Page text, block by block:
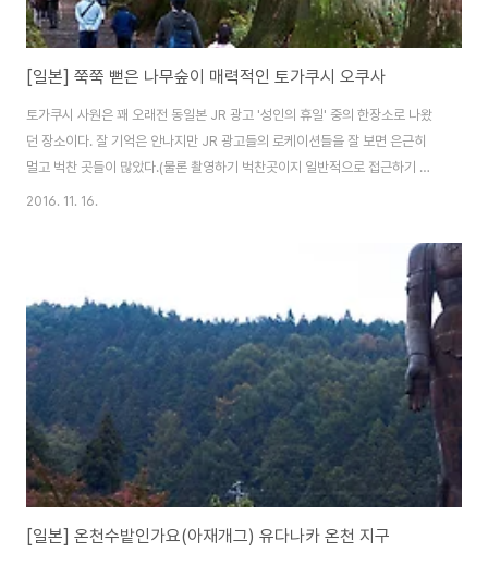
[일본] 쭉쭉 뻗은 나무숲이 매력적인 토가쿠시 오쿠사
토가쿠시 사원은 꽤 오래전 동일본 JR 광고 '성인의 휴일' 중의 한장소로 나왔
던 장소이다. 잘 기억은 안나지만 JR 광고들의 로케이션들을 잘 보면 은근히
멀고 벅찬 곳들이 많았다.(물론 촬영하기 벅찬곳이지 일반적으로 접근하기 벅
찬 의미란 것은 아니다) 더욱이 열차로 접근은 불가한 지역이다 보니, 항상 다
트로 나눠져 있어서 오쿠사, 본사 가가미 이케 이렇게 나눠져 있다.기본적으로
오쿠사 부터 내려서 보고 내려오는 것을 추천하는 편이다. 버스는 나가노 역 7
번 버스 승차장에 가면 탈수 있는데, 바로 뒷편에 왕복 티켓을 구매할수 있는 매
표소가 있으니 왕복 티켓을 구매하도록 하자.약 800엔정도 아낄수 있다고 볼
수 있다. 1. 토가..
2016. 11. 16.
[일본] 온천수밭인가요(아재개그) 유다나카 온천 지구